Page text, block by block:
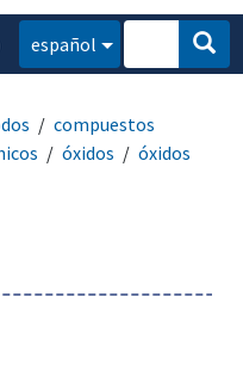
español
compuestos
óxidos
óxidos